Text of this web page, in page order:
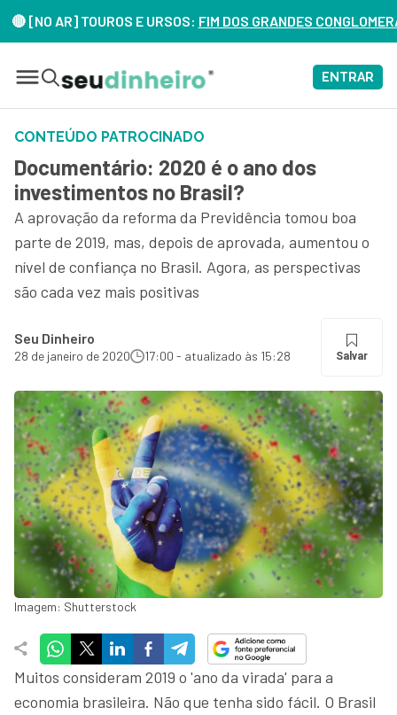
AR] TOUROS E URSOS:FIM DOS GRANDES
ENTRAR
CONTEÚDO PATROCINADO
Documentário: 2020 é o ano dos
investimentos no Brasil?
A aprovação da reforma da Previdência tomou boa
parte de 2019, mas, depois de aprovada, aumentou o
nível de confiança no Brasil. Agora, as perspectivas
são cada vez mais positivas
Seu Dinheiro
28 de janeiro de 2020 17:00 - atualizado às 15:28 Salvar
Imagem: Shutterstock
Muitos consideram 2019 o 'ano da virada' para a
economia brasileira. Não que tenha sido fácil. O Brasil